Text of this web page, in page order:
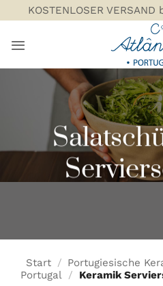
Inhalt
springen
KOSTENLOSER
Start / Portugiesische
Portugal / Keramik